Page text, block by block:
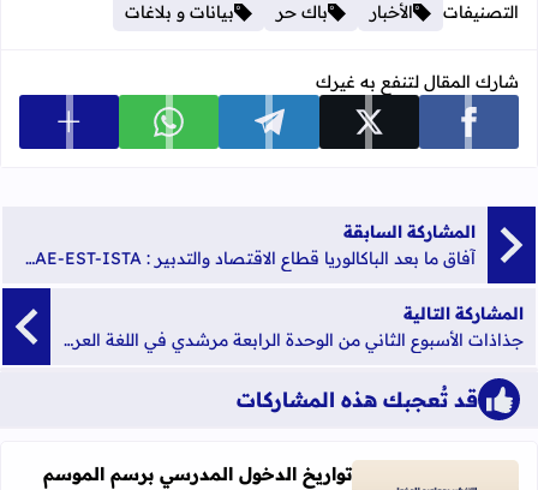
التصنيفات الأخبار باك حر بيانات و بلاغات
شارك المقال لتنفع به غيرك
شارك على facebook شارك على x شارك على telegram شارك على whatsapp عرض
المشاركة السابقة
آفاق ما بعد الباكالوريا قطاع الاقتصاد والتدبير : ENCG-ISCAE-EST-ISTA
المشاركة التالية
جذاذات الأسبوع الثاني من الوحدة الرابعة مرشدي في اللغة العربية للمستوى الرابع ابتدائي
قد تُعجبك هذه المشاركات
تواريخ الدخول المدرسي برسم الموسم